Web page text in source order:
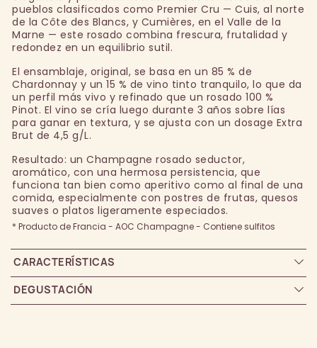
pueblos clasificados como Premier Cru — Cuis, al norte
de la Côte des Blancs, y Cumières, en el Valle de la
Marne — este rosado combina frescura, frutalidad y
redondez en un equilibrio sutil.
El ensamblaje, original, se basa en un 85 % de
Chardonnay y un 15 % de vino tinto tranquilo, lo que da
un perfil más vivo y refinado que un rosado 100 %
Pinot. El vino se cría luego durante 3 años sobre lías
para ganar en textura, y se ajusta con un dosage Extra
Brut de 4,5 g/L.
Resultado: un Champagne rosado seductor,
aromático, con una hermosa persistencia, que
funciona tan bien como aperitivo como al final de una
comida, especialmente con postres de frutas, quesos
suaves o platos ligeramente especiados.
* Producto de Francia - AOC Champagne - Contiene sulfitos
CARACTERÍSTICAS
DEGUSTACIÓN